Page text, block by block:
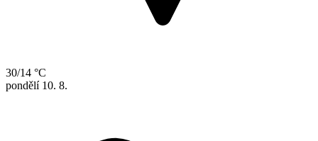
30/14 °C
pondělí 10. 8.